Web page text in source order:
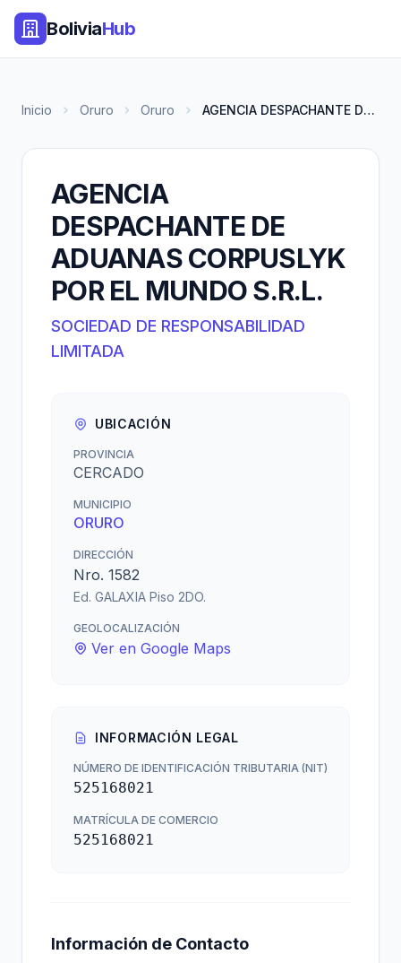
BoliviaHub
Inicio Oruro Oruro AGENCIA DESPACHANTE DE ADUANAS...
AGENCIA
DESPACHANTE DE
ADUANAS CORPUSLYK
POR EL MUNDO S.R.L.
SOCIEDAD DE RESPONSABILIDAD
LIMITADA
UBICACIÓN
PROVINCIA
CERCADO
MUNICIPIO
ORURO
DIRECCIÓN
Nro. 1582
Ed. GALAXIA Piso 2DO.
GEOLOCALIZACIÓN
Ver en Google Maps
INFORMACIÓN LEGAL
NÚMERO DE IDENTIFICACIÓN TRIBUTARIA (NIT)
525168021
MATRÍCULA DE COMERCIO
525168021
Información de Contacto